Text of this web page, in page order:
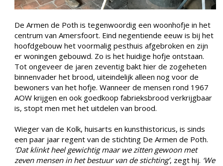
De Armen de Poth is tegenwoordig een woonhofje in het
centrum van Amersfoort. Eind negentiende eeuw is bij het
hoofdgebouw het voormalig pesthuis afgebroken en zijn
er woningen gebouwd. Zo is het huidige hofje ontstaan.
Tot ongeveer de jaren zeventig bakt hier de zogeheten
binnenvader het brood, uiteindelijk alleen nog voor de
bewoners van het hofje. Wanneer de mensen rond 1967
AOW krijgen en ook goedkoop fabrieksbrood verkrijgbaar
is, stopt men met het uitdelen van brood.
Wieger van de Kolk, huisarts en kunsthistoricus, is sinds
een paar jaar regent van de stichting De Armen de Poth.
‘Dat klinkt heel gewichtig maar we zitten gewoon met
zeven mensen in het bestuur van de stichting’, zegt hij. ‘We